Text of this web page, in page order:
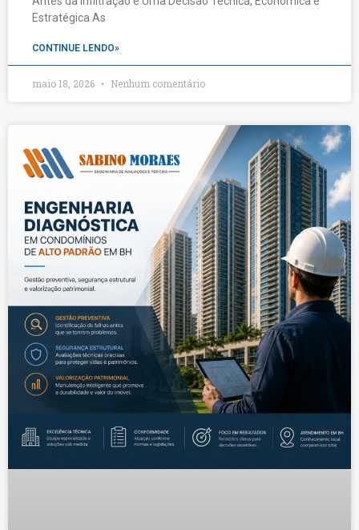
Estratégica As
CONTINUE LENDO»
maio 18, 2026 Nenhum comentário